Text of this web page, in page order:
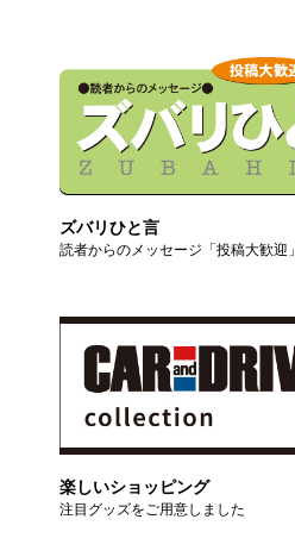
ズバリひと言
読者からのメッセージ「投稿大歓迎」
楽しいショッピング
注目グッズをご用意しました